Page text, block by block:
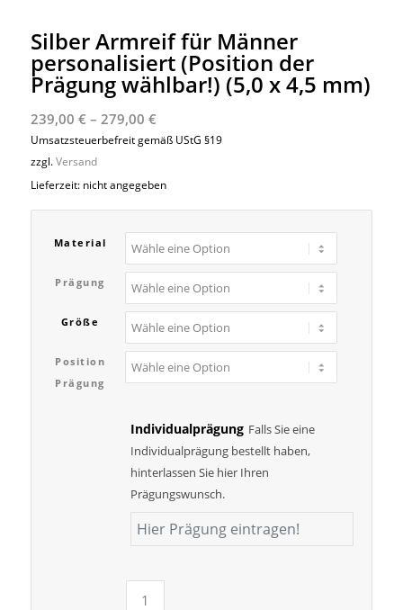
Silber Armreif für Männer
personalisiert (Position der
Prägung wählbar!) (5,0 x 4,5 mm)
239,00 € – 279,00 €Preisspanne:
239,00 €
279,00 €
Umsatzsteuerbefreit gemäß UStG §19
zzgl.Versand
Lieferzeit: nicht angegeben
Material
Prägung
Größe
Position
Prägung
Individualprägung Falls Sie eine
Individualprägung bestellt haben,
hinterlassen Sie hier Ihren
Prägungswunsch.